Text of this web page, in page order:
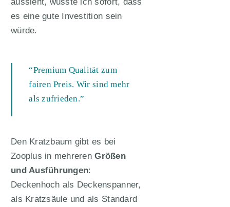
es eine gute Investition sein
würde.
“Premium Qualität zum
fairen Preis. Wir sind mehr
als zufrieden.”
Den Kratzbaum gibt es bei
Zooplus in mehrerenGrößen
und Ausführungen:
Deckenhoch als Deckenspanner,
als Kratzsäule und als Standard